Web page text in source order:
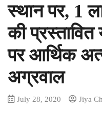
स्थान पर, 1
की प्रस्तावित
पर आर्थिक
अग्रवाल
July 28, 2020 Jiya